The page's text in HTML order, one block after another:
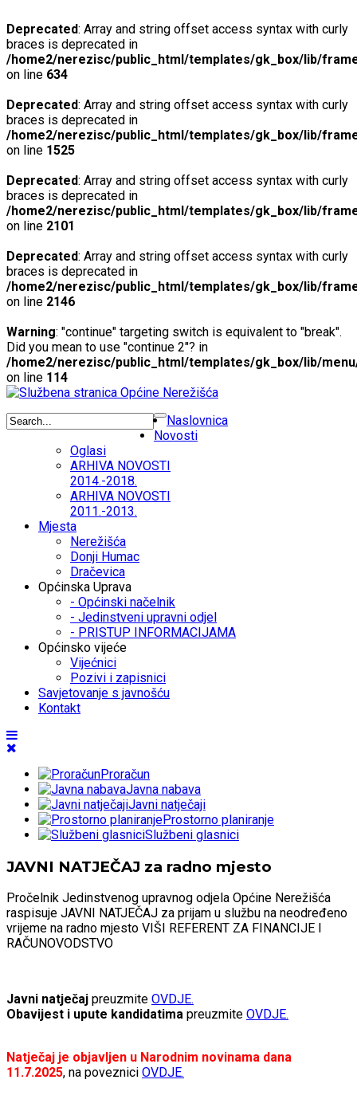
Deprecated: Array and string offset access syntax with curly
braces is deprecated in
/home2/nerezisc/public_html/templates/gk_box/lib/
on line 634
Deprecated: Array and string offset access syntax with curly
braces is deprecated in
/home2/nerezisc/public_html/templates/gk_box/lib/
on line 1525
Deprecated: Array and string offset access syntax with curly
braces is deprecated in
/home2/nerezisc/public_html/templates/gk_box/lib/
on line 2101
Deprecated: Array and string offset access syntax with curly
braces is deprecated in
/home2/nerezisc/public_html/templates/gk_box/lib/
on line 2146
Warning: "continue" targeting switch is equivalent to "break".
Did you mean to use "continue 2"? in
/home2/nerezisc/public_html/templates/gk_box/lib/
on line 114
Naslovnica
Novosti
Oglasi
ARHIVA NOVOSTI
2014.-2018.
ARHIVA NOVOSTI
2011.-2013.
Mjesta
Nerežišća
Donji Humac
Dračevica
Općinska Uprava
- Općinski načelnik
- Jedinstveni upravni odjel
- PRISTUP INFORMACIJAMA
Općinsko vijeće
Vijećnici
Pozivi i zapisnici
Savjetovanje s javnošću
Kontakt
Proračun
Javna nabava
Javni natječaji
Prostorno planiranje
Službeni glasnici
JAVNI NATJEČAJ za radno mjesto
Pročelnik Jedinstvenog upravnog odjela Općine Nerežišća
raspisuje JAVNI NATJEČAJ za prijam u službu na neodređeno
vrijeme na radno mjesto VIŠI REFERENT ZA FINANCIJE I
RAČUNOVODSTVO
Javni natječaj preuzmite OVDJE.
Obavijest i upute kandidatima preuzmite OVDJE.
Natječaj je objavljen u Narodnim novinama dana
11.7.2025, na poveznici OVDJE.